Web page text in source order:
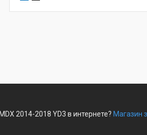
2014-2018 YD3 в интернете? Магазин